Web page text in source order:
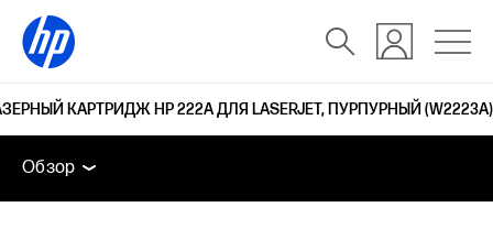
КАРТРИДЖ HP 222A ДЛЯ LASERJET, ПУРПУРНЫЙ (W2223A)
Обзор
Поддержка
Обзор